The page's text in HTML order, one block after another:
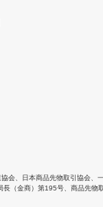
協会 日本商品先物取引協会
長（金商）第195号、商品先物